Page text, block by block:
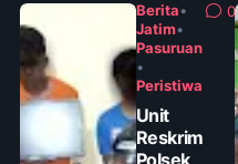
Berita•
Jatim•
Pasuruan
•
Peristiwa
0
Unit
Reskrim
Polsek